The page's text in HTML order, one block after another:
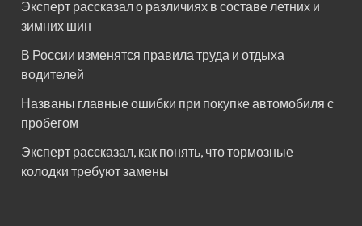
Эксперт рассказал о различиях в составе летних и
зимних шин
В России изменятся правила труда и отдыха
водителей
Названы главные ошибки при покупке автомобиля с
пробегом
Эксперт рассказал, как понять, что тормозные
колодки требуют замены